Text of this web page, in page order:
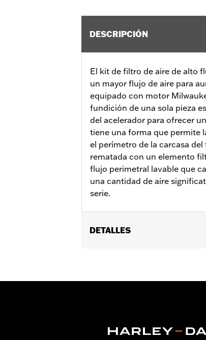
DESCRIPCIÓN
El kit de filtro de aire de alto
un mayor flujo de aire para
equipado con motor
fundición de una sola pieza
del acelerador para ofrecer
tiene una forma que permite
el perímetro de la carcasa
rematada con un elemento
flujo perimetral lavable que
una cantidad de aire
serie.
DETALLES
requieren la compra por
Screamin' Eagle Pro Street o
sobre el estado de la
Installation Instructions